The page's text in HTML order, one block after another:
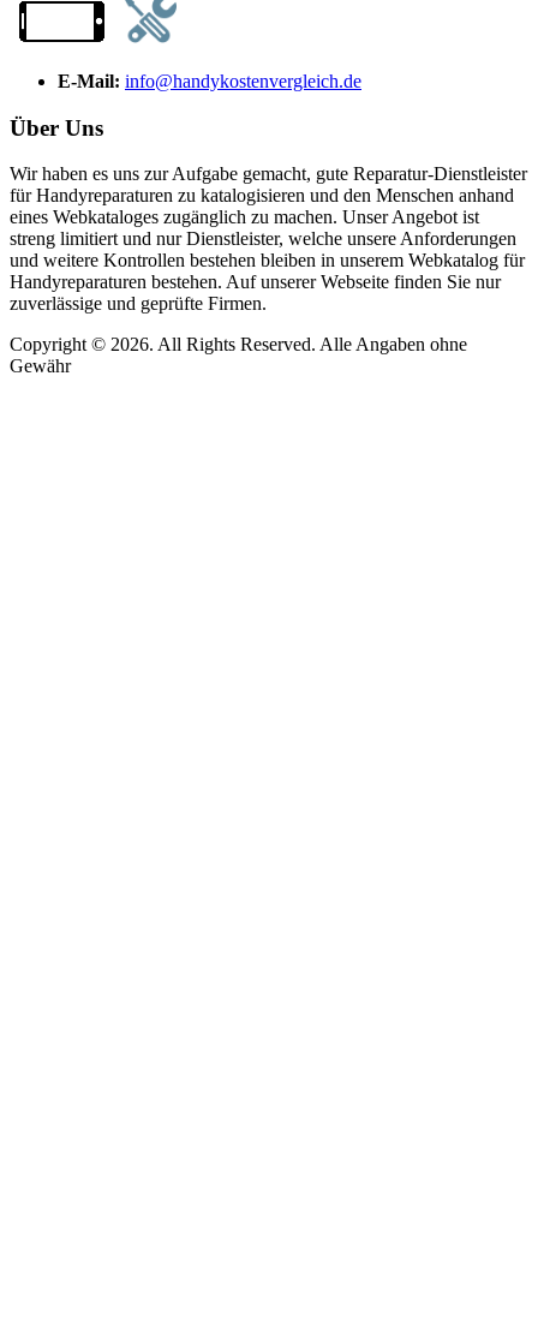
E-Mail: info@handykostenvergleich.de
Über Uns
Wir haben es uns zur Aufgabe gemacht, gute Reparatur-Dienstleister
für Handyreparaturen zu katalogisieren und den Menschen anhand
eines Webkataloges zugänglich zu machen. Unser Angebot ist
streng limitiert und nur Dienstleister, welche unsere Anforderungen
und weitere Kontrollen bestehen bleiben in unserem Webkatalog für
Handyreparaturen bestehen. Auf unserer Webseite finden Sie nur
zuverlässige und geprüfte Firmen.
Copyright © 2026. All Rights Reserved. Alle Angaben ohne
Gewähr